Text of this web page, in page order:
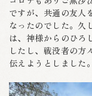
ですが、共通の友人
なったのでした。久
は、神様からのひろ
したし、戦没者の方
伝えようとしました